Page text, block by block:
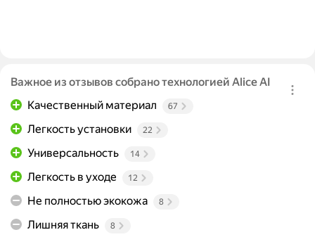
Важное из отзывов собрано технологией Alice AI
Качественный материал
67
Легкость установки 22
Универсальность 14
Легкость в уходе 12
Не полностью экокожа 8
Лишняя ткань 8